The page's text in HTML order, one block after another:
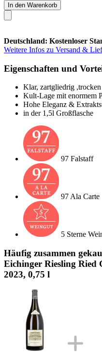
In den Warenkorb
Deutschland: Kostenloser
Weitere Infos zu Versand &
Eigenschaften und
Klar, zartgliedrig ,trocken
Kult-Lage mit enormem
Hohe Eleganz &
in der 1,5l Großflasche
97 Falstaff
97 Ala Carte
5 Sterne
Häufig zusammen
Eichinger Riesling Ried
2023, 0,75 l